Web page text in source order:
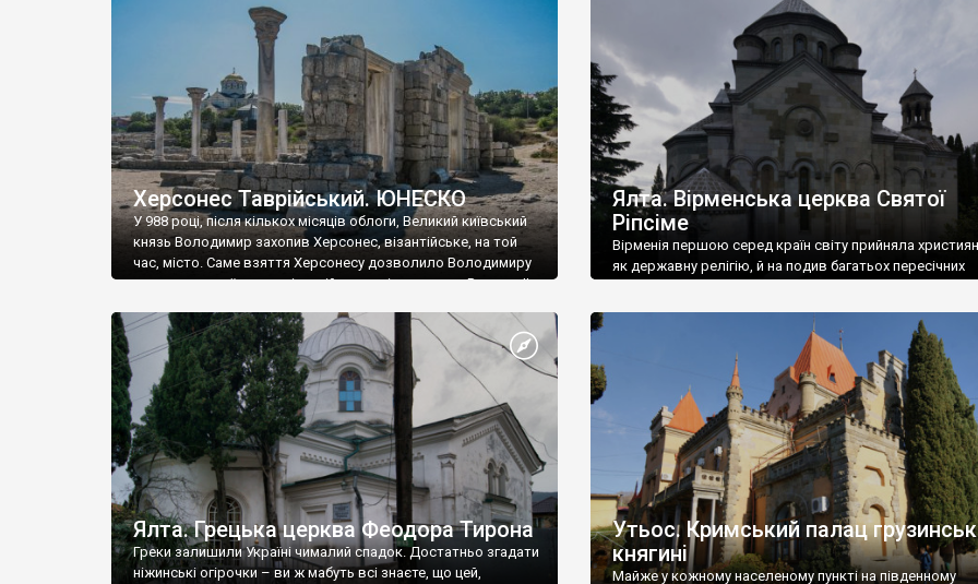
візантійської доби. Раритети викрадені з фондів об’єкту
культурної спадщини ЮНЕСКО «Херсонеса Таврійського».
Офіційно – на виставку «Золото Візантії», але експерти та
влада в Україні вважають це лише […]
називаються «повстяками» (postaki)…” “Вино. Крим
виробляє відмінне вино і його вдосталь: воно все
легке біле і дуже […]
Херсонес Таврійський. ЮНЕСКО
У 988 році, після кількох місяців облоги, Великий київський
князь Володимир захопив Херсонес, візантійське, на той
час, місто. Саме взяття Херсонесу дозволило Володимиру
диктувати свої умови візантійському імператору Василю ІІ,
Херсонесі Володимир-язичник, став Василем-
християнином. А потім було Хрещення Русі. На честь
Херсонесу Таврійського названо місто […]
Ялта. Вірменська церква Святої
Ріпсіме
Вірменія першою серед країн світу прийняла
як державну релігію, й на подив багатьох пересічних
Ялта. Грецька церква Феодора Тирона
Греки залишили Україні чималий спадок. Достатньо згадати
ніжинські огірочки – ви ж мабуть всі знаєте, що цей,
Утьос. Кримський палац
княгині
Майже у кожному населеному пункті на південному